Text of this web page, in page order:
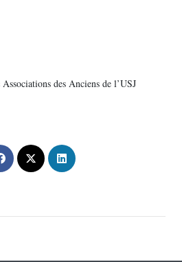
des Anciens de l’USJ